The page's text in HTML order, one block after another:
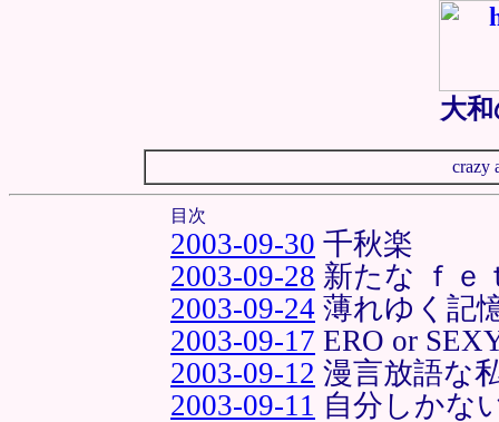
大
crazy
目次
2003-09-30 千秋楽
2003-09-28 新たな ｆｅ
2003-09-24 薄れゆく記
2003-09-17 ERO or
2003-09-12 漫言放語な
2003-09-11 自分しかな